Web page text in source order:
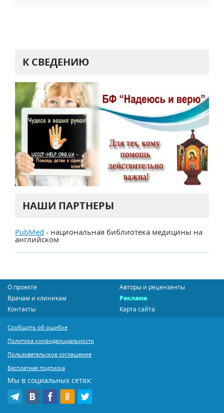
К СВЕДЕНИЮ
НАШИ ПАРТНЕРЫ
PubMed - национальная библиотека медицины на
английском
О проекте
Авторы и рецензенты
Врачам и клиникам
Реклама
Контакты
Карта сайта
Сообщить об ошибке
Политика конфиденциальности
Пользовательское соглашение
Бесплатная подписка
Мы в социальных сетях: